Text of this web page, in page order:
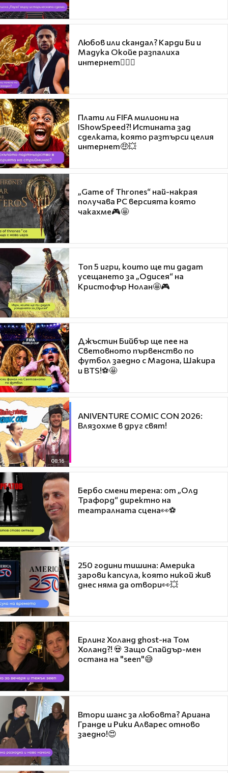
Любов или скандал? Карди Би и
Мадука Окойе разпалиха
интернет❤️‍🔥🔥
Плати ли FIFA милиони на
IShowSpeed?! Истината зад
сделката, която разтърси целия
интернет🤑💥
„Game of Thrones“ най-накрая
получава PC версията която
чакахме🎮🤩
Топ 5 игри, които ще ти дадат
усещането за „Одисея“ на
Кристофър Нолан🤩🎮
Джъстин Бийбър ще пее на
Световното първенство по
футбол заедно с Мадона, Шакира
и BTS!⚽🤩
08:16
ANIVENTURE COMIC CON 2026:
Влязохме в друг свят!
Бербо смени терена: от „Олд
Трафорд“ директно на
театралната сцена👀⚽
250 години тишина: Америка
зарови капсула, която никой жив
днес няма да отвори👀💥
Ерлинг Холанд ghost-на Том
Холанд?! 💀 Защо Спайдър-мен
остана на "seen"😅
Втори шанс за любовта? Ариана
Гранде и Рики Алварес отново
заедно!😍